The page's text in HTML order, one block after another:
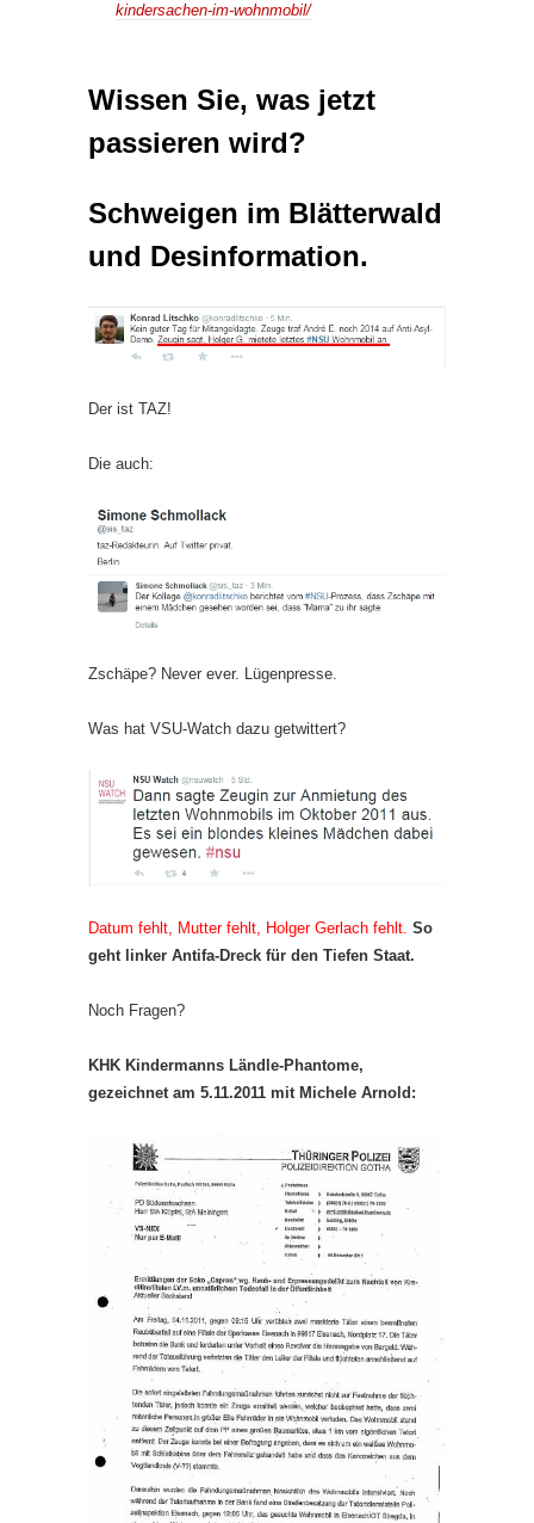
kindersachen-im-wohnmobil/
Wissen Sie, was jetzt
passieren wird?
Schweigen im Blätterwald
und Desinformation.
Der ist TAZ!
Die auch:
Zschäpe? Never ever. Lügenpresse.
Was hat VSU-Watch dazu getwittert?
Datum fehlt, Mutter fehlt, Holger Gerlach fehlt. So
geht linker Antifa-Dreck für den Tiefen Staat.
Noch Fragen?
KHK Kindermanns Ländle-Phantome,
gezeichnet am 5.11.2011 mit Michele Arnold: